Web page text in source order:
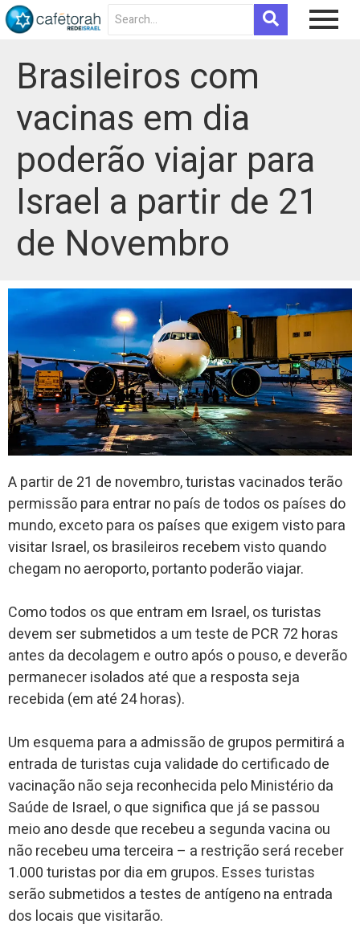
Brasileiros com
vacinas em dia
poderão viajar para
Israel a partir de 21
de Novembro
A partir de 21 de novembro, turistas vacinados terão
permissão para entrar no país de todos os países do
mundo, exceto para os países que exigem visto para
visitar Israel, os brasileiros recebem visto quando
chegam no aeroporto, portanto poderão viajar.
Como todos os que entram em Israel, os turistas
devem ser submetidos a um teste de PCR 72 horas
antes da decolagem e outro após o pouso, e deverão
permanecer isolados até que a resposta seja
recebida (em até 24 horas).
Um esquema para a admissão de grupos permitirá a
entrada de turistas cuja validade do certificado de
vacinação não seja reconhecida pelo Ministério da
Saúde de Israel, o que significa que já se passou
meio ano desde que recebeu a segunda vacina ou
não recebeu uma terceira – a restrição será receber
1.000 turistas por dia em grupos. Esses turistas
serão submetidos a testes de antígeno na entrada
dos locais que visitarão.